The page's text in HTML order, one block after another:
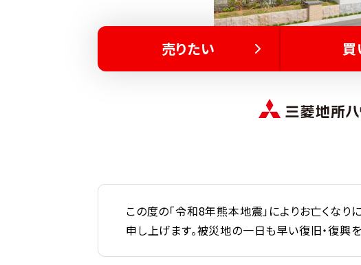
売りたい
この度の「令和8年熊本地震」によりお亡くな
申し上げます。被災地の一日も早い復旧・復興